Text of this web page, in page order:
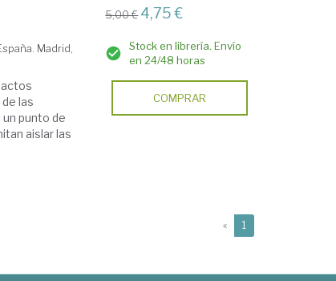
Madrid,
las
punto de
aislar las
5,00 € 4,75 €
Stock en librería. Envío
en 24/48 horas
COMPRAR
« 1